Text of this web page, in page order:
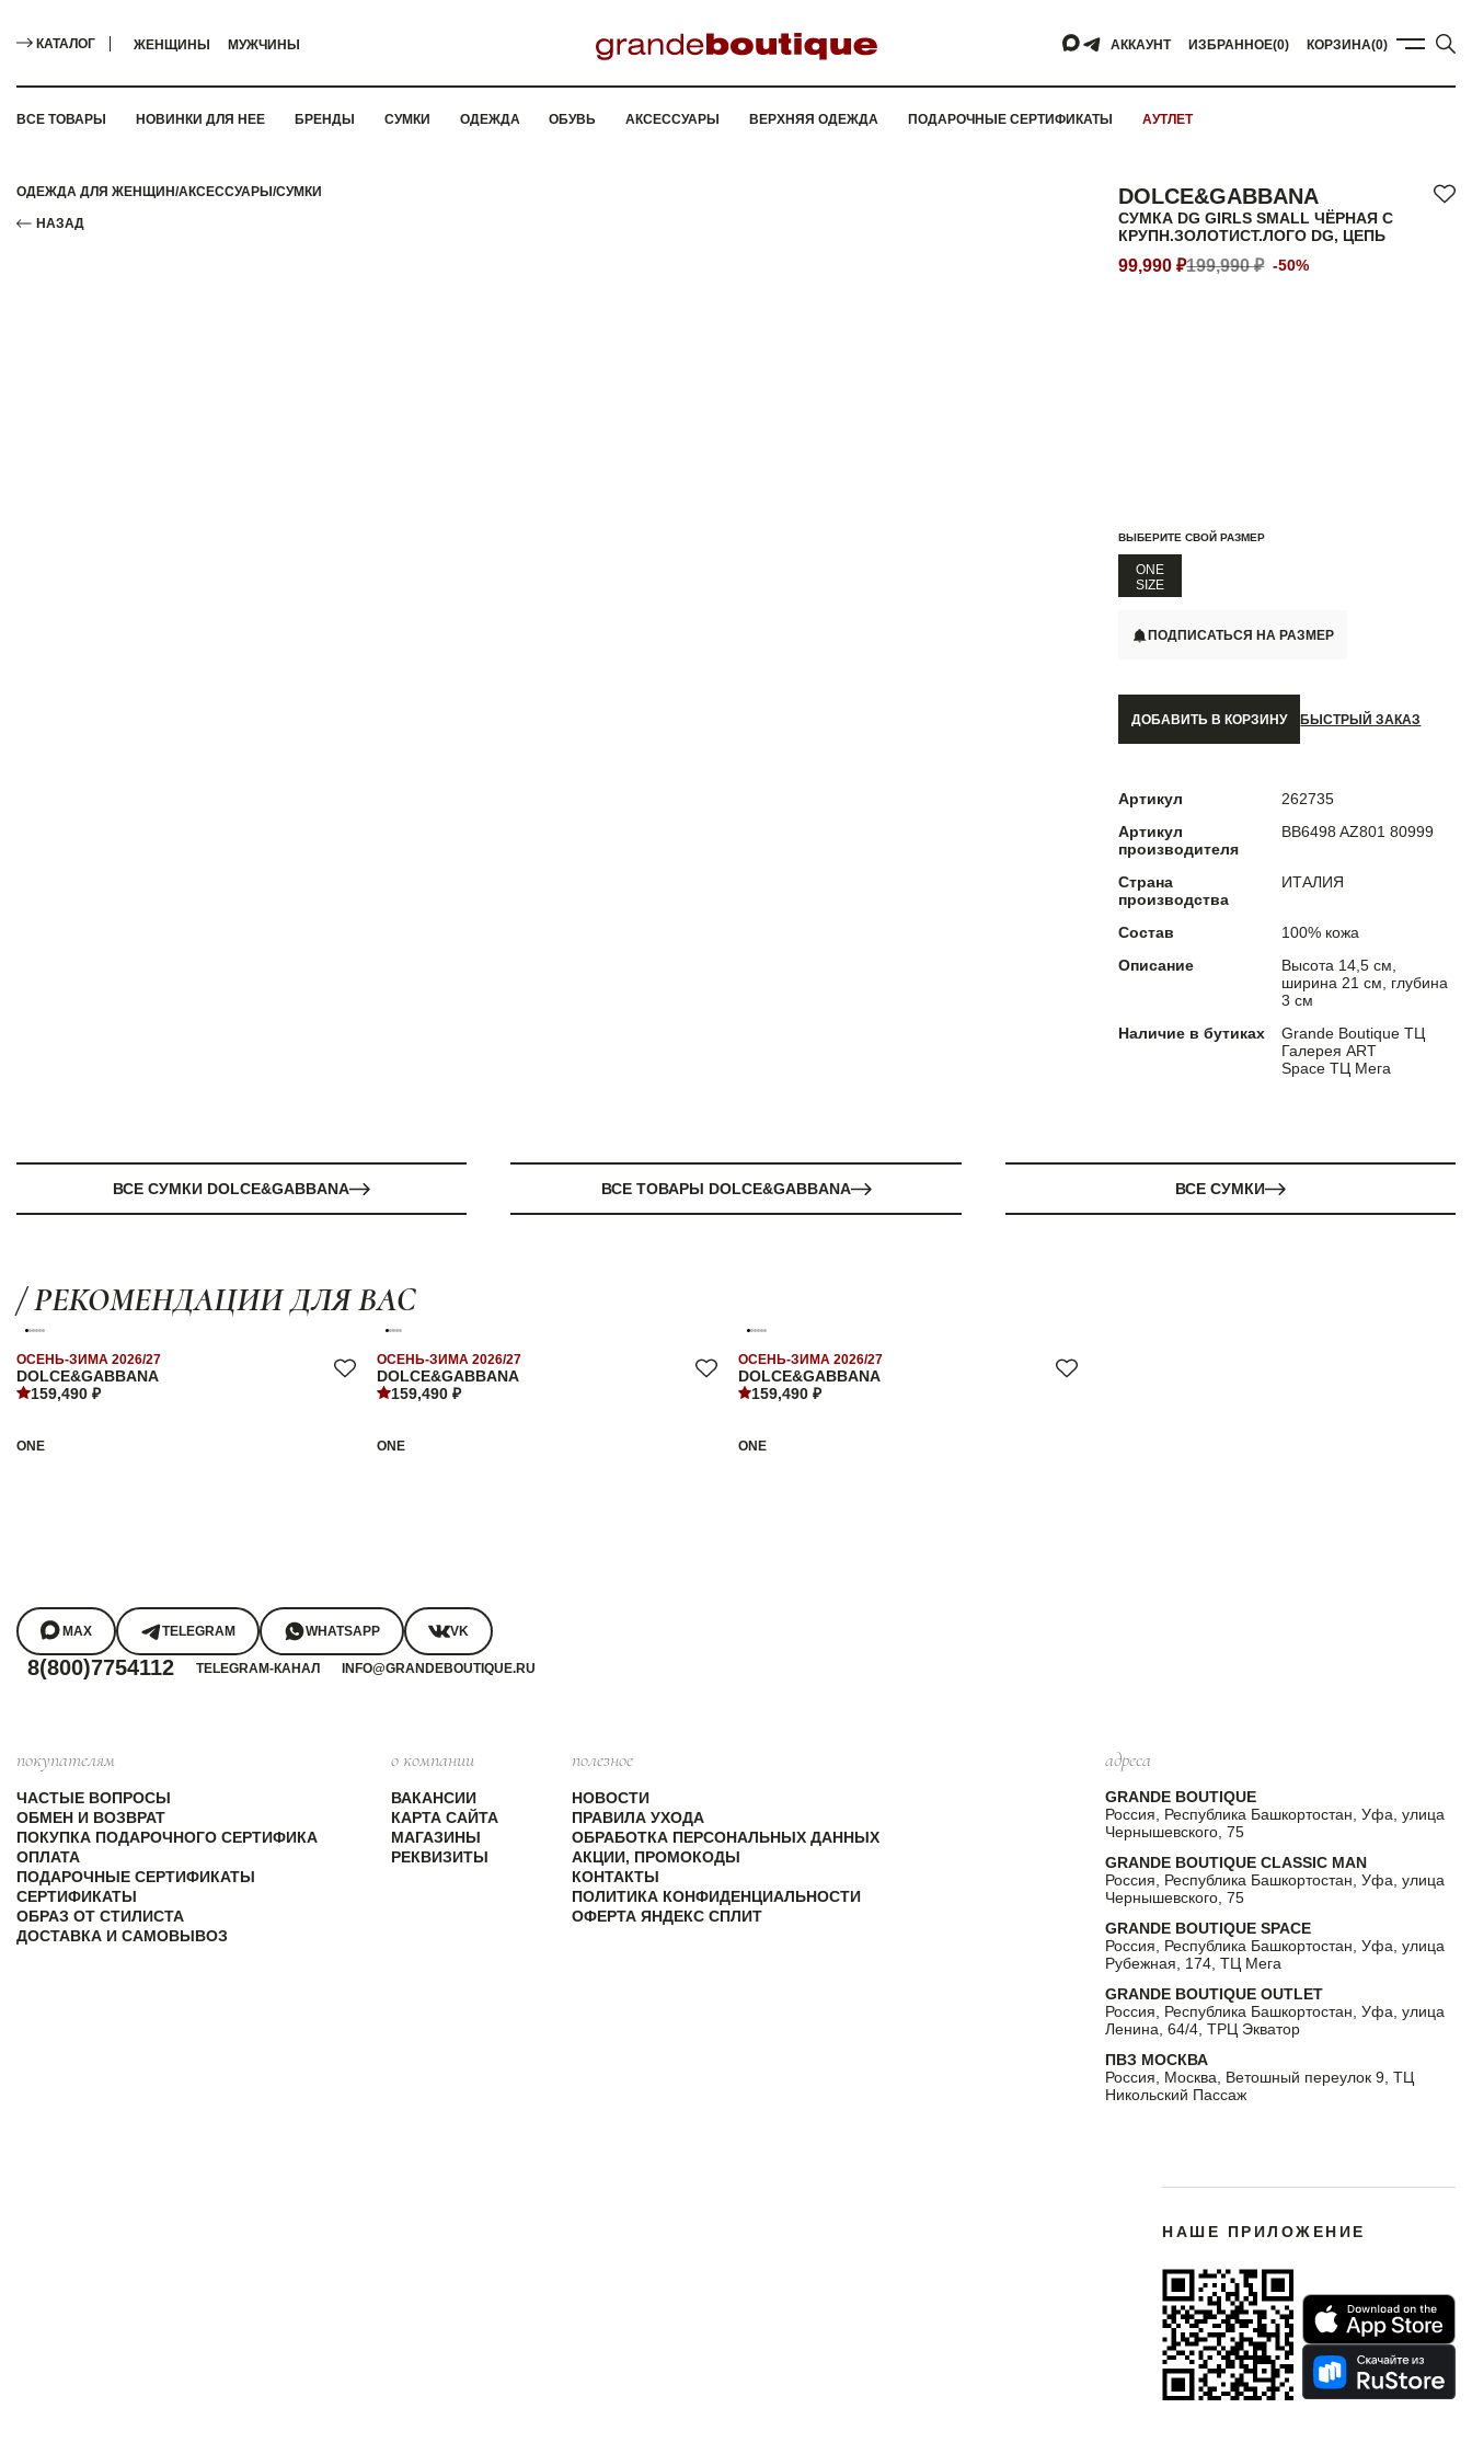
КАТАЛОГ ЖЕНЩИНЫ МУЖЧИНЫ АККАУНТ ИЗБРАННОЕ(0) КОРЗИНА(0)
ВСЕ ТОВАРЫ НОВИНКИ ДЛЯ НЕЕ БРЕНДЫ СУМКИ ОДЕЖДА ОБУВЬ АКСЕССУАРЫ ВЕРХНЯЯ ОДЕЖДА ПОДАРОЧНЫЕ СЕРТИФИКАТЫ АУТЛЕТ
ОДЕЖДА ДЛЯ ЖЕНЩИН/АКСЕССУАРЫ /СУМКИ
НАЗАД
DOLCE&GABBANA
СУМКА DG GIRLS SMALL ЧЁРНАЯ С
КРУПН.ЗОЛОТИСТ.ЛОГО DG, ЦЕПЬ
99,990 ₽199,990 ₽ -50%
ВЫБЕРИТЕ СВОЙ РАЗМЕР
ONE
SIZE
ПОДПИСАТЬСЯ НА РАЗМЕР
ДОБАВИТЬ В КОРЗИНУ БЫСТРЫЙ ЗАКАЗ
Артикул
262735
Артикул
производителя
BB6498 AZ801 80999
Страна
производства
ИТАЛИЯ
Состав
100% кожа
Описание
Высота 14,5 см,
ширина 21 см, глубина
3 см
Наличие в бутиках
Grande Boutique ТЦ
Галерея ART
Space ТЦ Мега
ВСЕ СУМКИ DOLCE&GABBANA ВСЕ ТОВАРЫ DOLCE&GABBANA ВСЕ СУМКИ
/ РЕКОМЕНДАЦИИ ДЛЯ ВАС
DOLCE&GABBANA
ОСЕНЬ-ЗИМА 2026/27
159,490 ₽
ONE
DOLCE&GABBANA
ОСЕНЬ-ЗИМА 2026/27
159,490 ₽
ONE
DOLCE&GABBANA
ОСЕНЬ-ЗИМА 2026/27
159,490 ₽
ONE
MAX TELEGRAM WHATSAPP VK
8(800)7754112 TELEGRAM-КАНАЛ INFO@GRANDEBOUTIQUE.RU
покупателям
ЧАСТЫЕ ВОПРОСЫ
ОБМЕН И ВОЗВРАТ
ПОКУПКА ПОДАРОЧНОГО СЕРТИФИКА
ОПЛАТА
ПОДАРОЧНЫЕ СЕРТИФИКАТЫ
СЕРТИФИКАТЫ
ОБРАЗ ОТ СТИЛИСТА
ДОСТАВКА И САМОВЫВОЗ
о компании
ВАКАНСИИ
КАРТА САЙТА
МАГАЗИНЫ
РЕКВИЗИТЫ
полезное
НОВОСТИ
ПРАВИЛА УХОДА
ОБРАБОТКА ПЕРСОНАЛЬНЫХ ДАННЫХ
АКЦИИ, ПРОМОКОДЫ
КОНТАКТЫ
ПОЛИТИКА КОНФИДЕНЦИАЛЬНОСТИ
ОФЕРТА ЯНДЕКС СПЛИТ
адреса
GRANDE BOUTIQUE
Россия, Республика Башкортостан, Уфа, улица
Чернышевского, 75
GRANDE BOUTIQUE CLASSIC MAN
Россия, Республика Башкортостан, Уфа, улица
Чернышевского, 75
GRANDE BOUTIQUE SPACE
Россия, Республика Башкортостан, Уфа, улица
Рубежная, 174, ТЦ Мега
GRANDE BOUTIQUE OUTLET
Россия, Республика Башкортостан, Уфа, улица
Ленина, 64/4, ТРЦ Экватор
ПВЗ МОСКВА
Россия, Москва, Ветошный переулок 9, ТЦ
Никольский Пассаж
НАШЕ ПРИЛОЖЕНИЕ